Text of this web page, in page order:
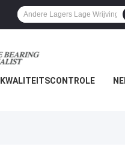
KWALITEITSCONTROLE